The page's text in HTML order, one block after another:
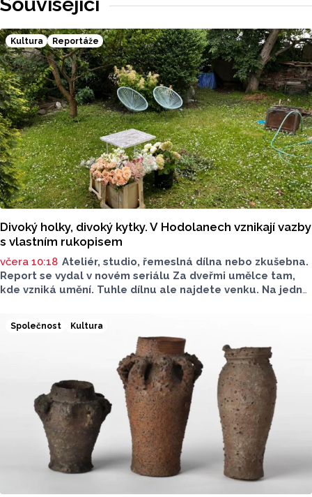
Kultura Reportáže
Divoký holky, divoký kytky. V Hodolanech vznikají vazby
s vlastním rukopisem
včera 10:18 Ateliér, studio, řemeslná dílna nebo zkušebna.
Report se vydal v novém seriálu Za dveřmi umělce tam,
kde vzniká umění. Tuhle dílnu ale najdete venku. Na jedné
Společnost Kultura